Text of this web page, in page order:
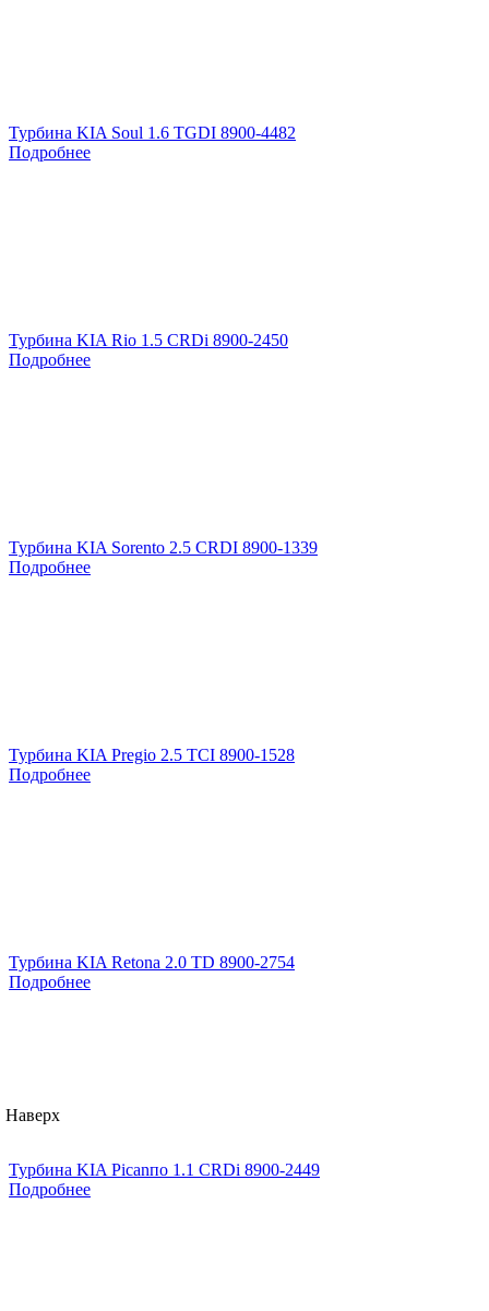
Турбина KIA Soul 1.6 TGDI 8900-4482
Подробнее
Турбина KIA Rio 1.5 CRDi 8900-2450
Подробнее
Турбина KIA Sorento 2.5 CRDI 8900-1339
Подробнее
Турбина KIA Pregio 2.5 TCI 8900-1528
Подробнее
Турбина KIA Retоna 2.0 TD 8900-2754
Подробнее
Турбина KIA Picanпо 1.1 CRDi 8900-2449
Подробнее
Наверх